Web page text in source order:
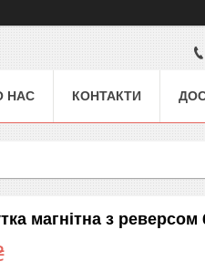
НАС КОНТАКТИ
магнітна з